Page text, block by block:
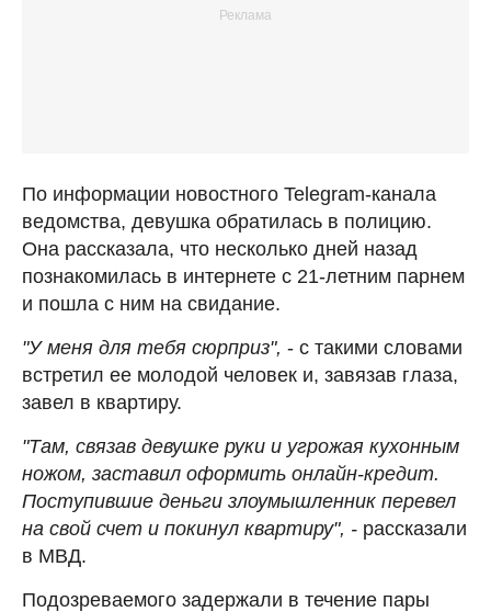
По информации новостного Telegram-канала
ведомства, девушка обратилась в полицию.
Она рассказала, что несколько дней назад
познакомилась в интернете с 21-летним парнем
и пошла с ним на свидание.
"У меня для тебя сюрприз", - с такими словами
встретил ее молодой человек и, завязав глаза,
завел в квартиру.
"Там, связав девушке руки и угрожая кухонным
ножом, заставил оформить онлайн-кредит.
Поступившие деньги злоумышленник перевел
на свой счет и покинул квартиру", - рассказали
в МВД.
Подозреваемого задержали в течение пары